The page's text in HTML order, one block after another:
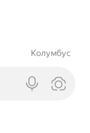
Колумбус